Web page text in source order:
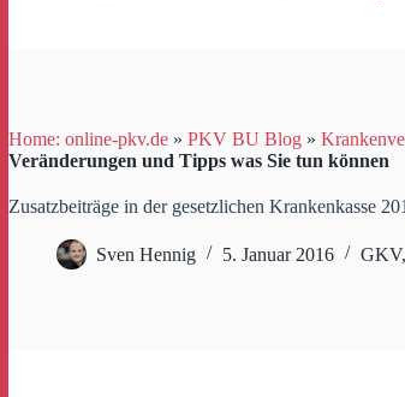
Home: online-pkv.de » PKV BU Blog »
Veränderungen und Tipps was Sie tun können
Zusatzbeiträge in der gesetzlichen Krankenkasse
Sven Hennig 5. Januar 2016 GKV,